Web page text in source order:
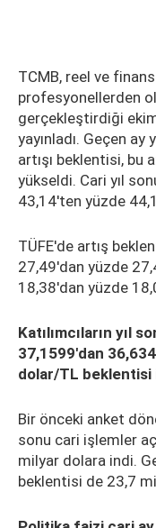
TCMB, reel ve
profesyonellerden
gerçekleştirdiği ekim
yayınladı. Geçen ay
artışı beklentisi, bu
yükseldi. Cari yıl
43,14'ten yüzde
TÜFE'de artış
27,49'dan yüzde
18,38'dan yüzde
Katılımcıların yıl
37,1599'dan
dolar/TL beklentisi
Bir önceki anket
sonu cari işlemler
milyar dolara indi.
beklentisi de 23,7